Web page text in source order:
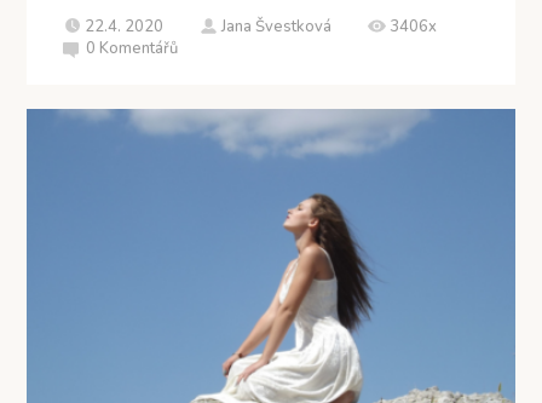
22.4. 2020 Jana Švestková
3406x
0 Komentářů